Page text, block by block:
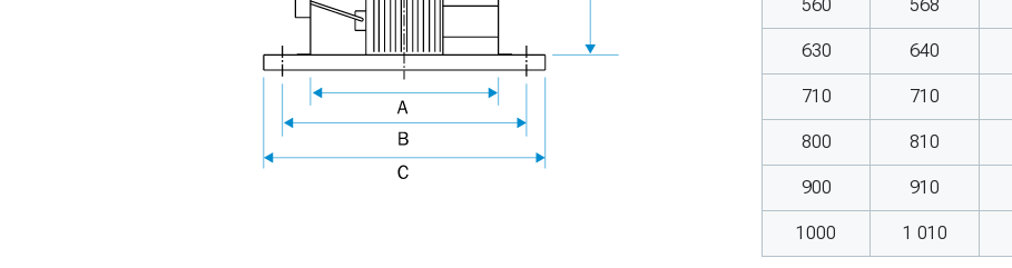
560 568
630 640
710 710
800 810
900 910
1000 1 010